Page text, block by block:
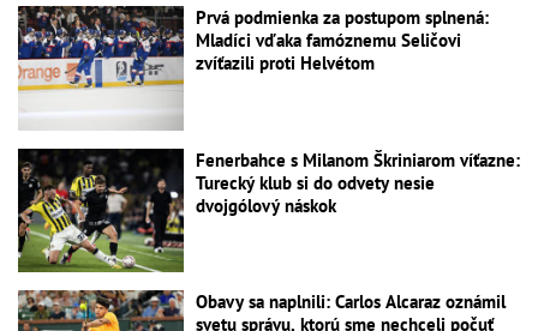
Prvá podmienka za postupom splnená:
Mladíci vďaka famóznemu Seličovi
zvíťazili proti Helvétom
Fenerbahce s Milanom Škriniarom víťazne:
Turecký klub si do odvety nesie
dvojgólový náskok
Obavy sa naplnili: Carlos Alcaraz oznámil
svetu správu, ktorú sme nechceli počuť